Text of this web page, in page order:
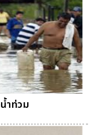
ำท่วม